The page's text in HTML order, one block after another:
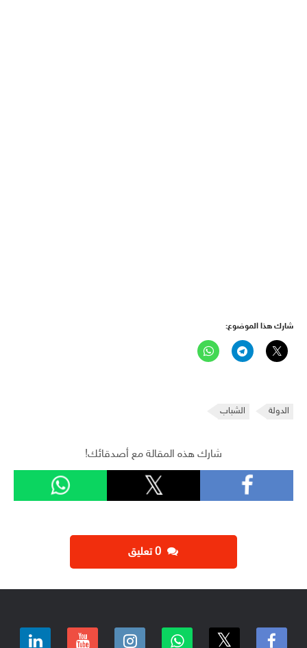
شارك هذا الموضوع:
الدولة الشباب
شارك هذه المقالة مع أصدقائك!